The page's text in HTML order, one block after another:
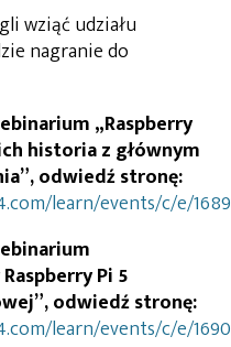
wziąć udziału
nagranie do
„Raspberry
historia z głównym
odwiedź stronę:
learn/events/c/e/1689
Pi 5
odwiedź stronę:
learn/events/c/e/1690